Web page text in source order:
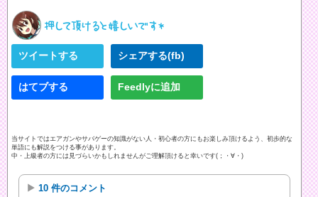
ツイートする シェアする(fb)
はてブする Feedlyに追加
当サイトではエアガンやサバゲーの知識がない人・初心者の方にもお楽しみ頂けるよう、初歩的な
単語にも解説をつける事があります。
中・上級者の方には見づらいかもしれませんがご理解頂けると幸いです(；・∀・)
10 件のコメント